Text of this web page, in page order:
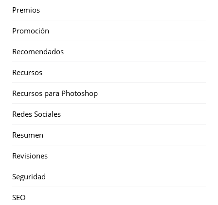
Premios
Promoción
Recomendados
Recursos
Recursos para Photoshop
Redes Sociales
Resumen
Revisiones
Seguridad
SEO